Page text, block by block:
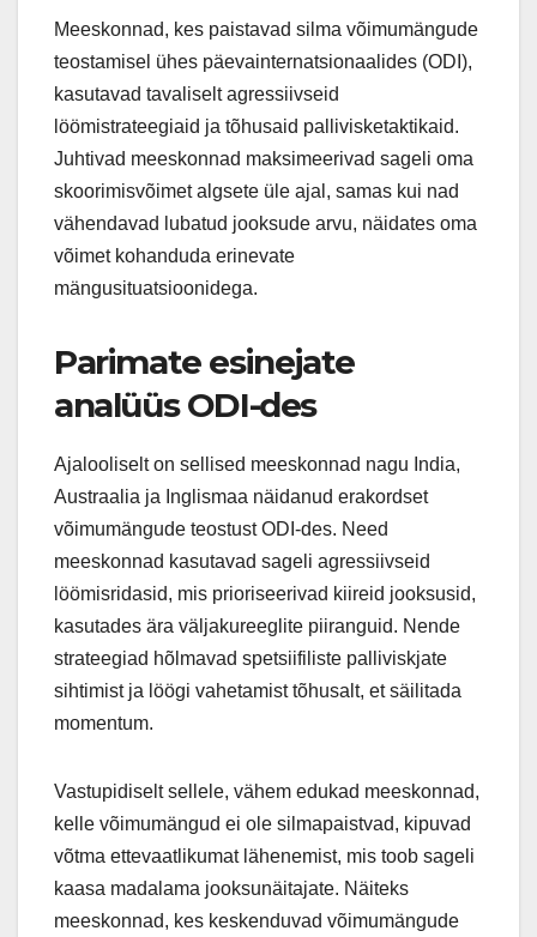
Meeskonnad, kes paistavad silma võimumängude
teostamisel ühes päevainternatsionaalides (ODI),
kasutavad tavaliselt agressiivseid
löömistrateegiaid ja tõhusaid pallivisketaktikaid.
Juhtivad meeskonnad maksimeerivad sageli oma
skoorimisvõimet algsete üle ajal, samas kui nad
vähendavad lubatud jooksude arvu, näidates oma
võimet kohanduda erinevate
mängusituatsioonidega.
Parimate esinejate
analüüs ODI-des
Ajalooliselt on sellised meeskonnad nagu India,
Austraalia ja Inglismaa näidanud erakordset
võimumängude teostust ODI-des. Need
meeskonnad kasutavad sageli agressiivseid
löömisridasid, mis prioriseerivad kiireid jooksusid,
kasutades ära väljakureeglite piiranguid. Nende
strateegiad hõlmavad spetsiifiliste palliviskjate
sihtimist ja löögi vahetamist tõhusalt, et säilitada
momentum.
Vastupidiselt sellele, vähem edukad meeskonnad,
kelle võimumängud ei ole silmapaistvad, kipuvad
võtma ettevaatlikumat lähenemist, mis toob sageli
kaasa madalama jooksunäitajate. Näiteks
meeskonnad, kes keskenduvad võimumängude